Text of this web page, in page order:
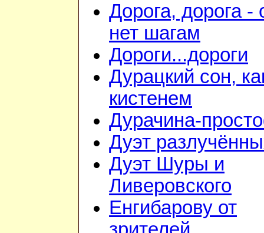
Дорога, дорога -
нет шагам
Дороги...дороги
Дурацкий сон,
кистенем
Дурачина-
Дуэт
Дуэт Шуры и
Ливеровского
Енгибарову от